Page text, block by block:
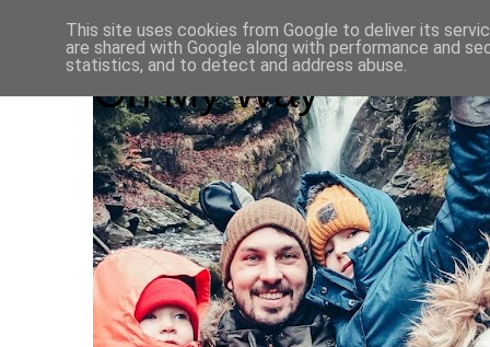
On My Way
This site uses cookies from Google to deliver its
are shared with Google along with performance and
statistics, and to detect and address abuse.